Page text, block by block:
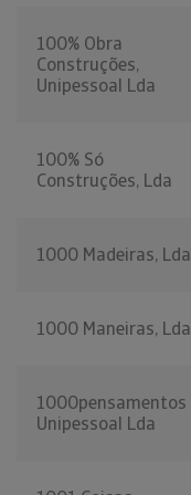
100% Obra
Construções,
Unipessoal Lda
100% Só
Construções, Lda
1000 Madeiras, Lda
1000 Maneiras, Lda
1000pensamentos
Unipessoal Lda